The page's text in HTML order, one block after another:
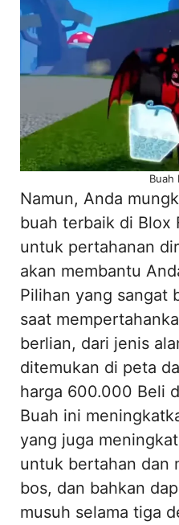
Buah
Namun, Anda
buah terbaik di Blox
untuk pertahanan
akan membantu
Pilihan yang sangat
saat
berlian, dari jenis
ditemukan di peta
harga 600.000 Beli
Buah ini
yang juga
untuk bertahan dan
bos, dan bahkan
musuh selama tiga